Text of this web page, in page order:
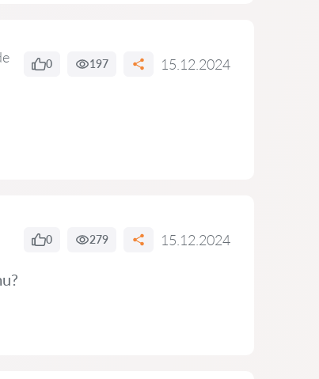
0 197 15.12.2024
0 279 15.12.2024